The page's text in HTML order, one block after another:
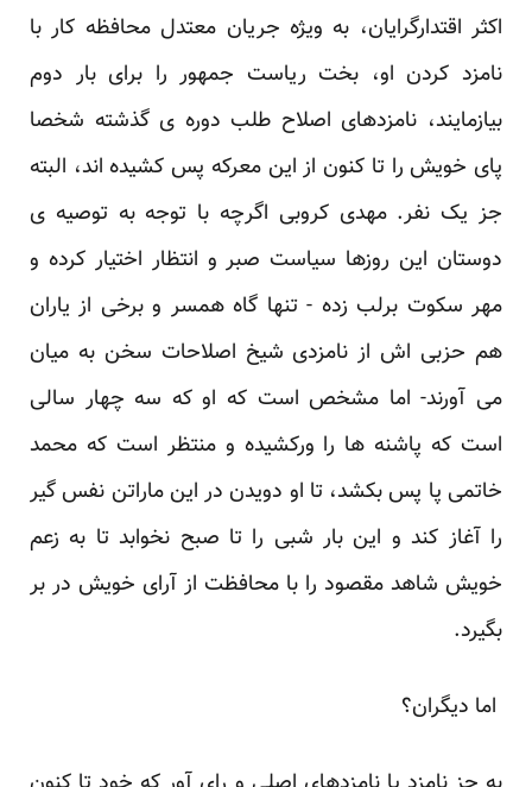
اکثر اقتدارگرایان، به ویژه جریان معتدل محافظه کار با
‏نامزد کردن او، بخت ریاست جمهور را برای بار دوم
بیازمایند، نامزدهای اصلاح طلب دوره ی گذشته ‏شخصا
پای خویش را تا کنون از این معرکه پس کشیده اند، البته
جز یک نفر. مهدی کروبی اگرچه با توجه به ‏توصیه ی
دوستان این روزها سیاست صبر و انتظار اختیار کرده و
مهر سکوت برلب زده - تنها گاه همسر و ‏برخی از یاران
هم حزبی اش از نامزدی شیخ اصلاحات سخن به میان
می آورند- اما مشخص است که او که ‏سه چهار سالی
است که پاشنه ها را ورکشیده و منتظر است که محمد
خاتمی پا پس بکشد، تا او دویدن در این ‏ماراتن نفس گیر
را آغاز کند و این بار شبی را تا صبح نخوابد تا به زعم
خویش شاهد مقصود را با محافظت ‏از آرای خویش در بر
بگیرد.‏